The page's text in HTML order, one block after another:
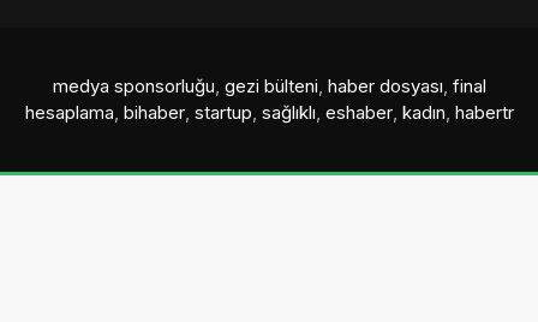
medya sponsorluğu, gezi bülteni, haber dosyası, final
hesaplama, bihaber, startup, sağlıklı, eshaber, kadın, habertr